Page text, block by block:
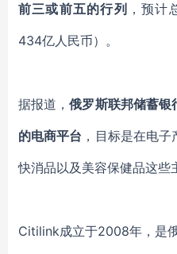
前三或前五的行列 ，预计
434亿人民币）。
据报道，俄罗斯联邦储蓄银
的电商平台 ，目标是在电子
快消品以及美容保健品这些
Citilink成立于2008年，是